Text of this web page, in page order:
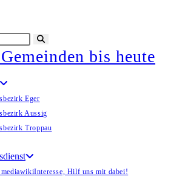
starten
bis heute
Eger
Aussig
Troppau
Interesse, Hilf uns mit dabei!